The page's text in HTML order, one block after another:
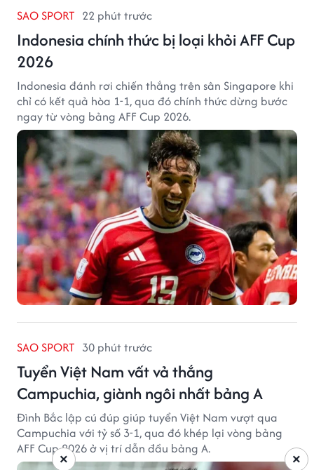
SAO SPORT 22 phút trước
Indonesia chính thức bị loại khỏi AFF Cup
2026
Indonesia đánh rơi chiến thắng trên sân Singapore khi
chỉ có kết quả hòa 1-1, qua đó chính thức dừng bước
ngay từ vòng bảng AFF Cup 2026.
SAO SPORT 30 phút trước
Tuyển Việt Nam vất vả thắng
Campuchia, giành ngôi nhất bảng A
Đình Bắc lập cú đúp giúp tuyển Việt Nam vượt qua
Campuchia với tỷ số 3-1, qua đó khép lại vòng bảng
AFF Cup 2026 ở vị trí dẫn đầu bảng A.
×
×